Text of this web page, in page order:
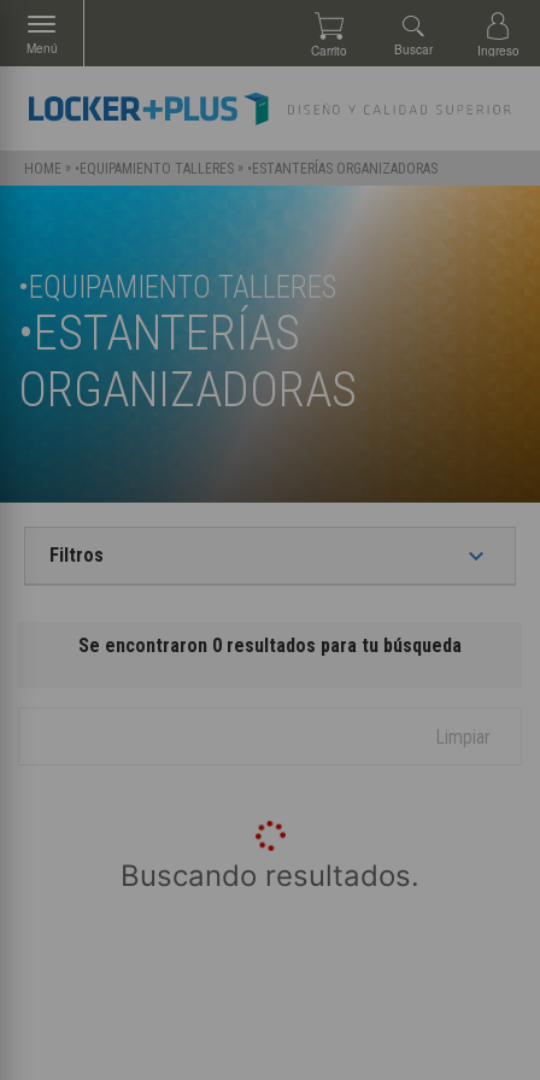
HOME » •EQUIPAMIENTO TALLERES » •ESTANTERÍAS ORGANIZADORAS
•EQUIPAMIENTO TALLERES
•ESTANTERÍAS
ORGANIZADORAS
Filtros keyboard_arrow_down
Se encontraron 0 resultados para tu búsqueda
Limpiar
Buscando resultados.
Menú Carrito Buscar Ingreso